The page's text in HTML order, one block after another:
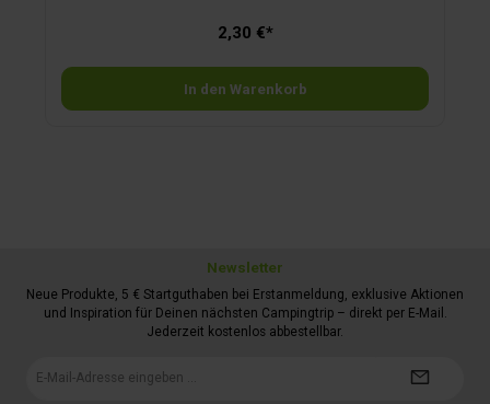
2,30 €*
In den Warenkorb
Newsletter
Neue Produkte, 5 € Startguthaben bei Erstanmeldung, exklusive Aktionen
und Inspiration für Deinen nächsten Campingtrip – direkt per E-Mail.
Jederzeit kostenlos abbestellbar.